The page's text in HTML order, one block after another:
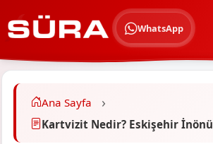
WhatsApp
Ana Sayfa
Kartvizit Nedir? Eskişehir İnönü